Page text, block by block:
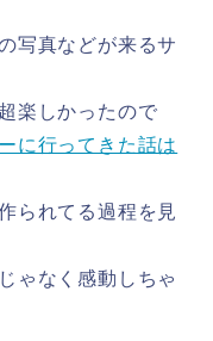
写真などが来るサ
楽しかったので
に行ってきた話は
られてる過程を見
ゃなく感動しちゃ